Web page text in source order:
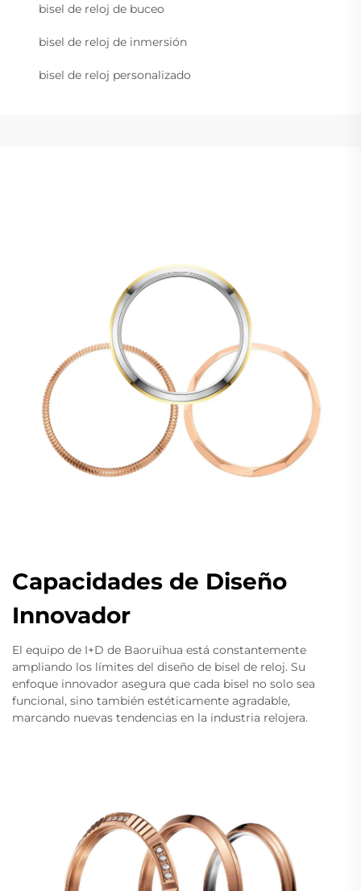
bisel de reloj de buceo
bisel de reloj de inmersión
bisel de reloj personalizado
Capacidades de Diseño
Innovador
El equipo de I+D de Baoruihua está constantemente
ampliando los límites del diseño de bisel de reloj. Su
enfoque innovador asegura que cada bisel no solo sea
funcional, sino también estéticamente agradable,
marcando nuevas tendencias en la industria relojera.